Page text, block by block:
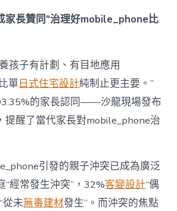
成
為
東
西”，
而
非
“家
庭
中
家長贊同“治理好mobile_phone比
孩子有計劃、有目地應用
單日式住宅設計純制止更主要。”
的家長認同——沙龍現場發布
提醒了當代家長對mobile_phone治
引發的親子沖突已成為廣泛
經常發生沖突”，32%客變設計“偶
從未無毒建材發生”。而沖突的焦點